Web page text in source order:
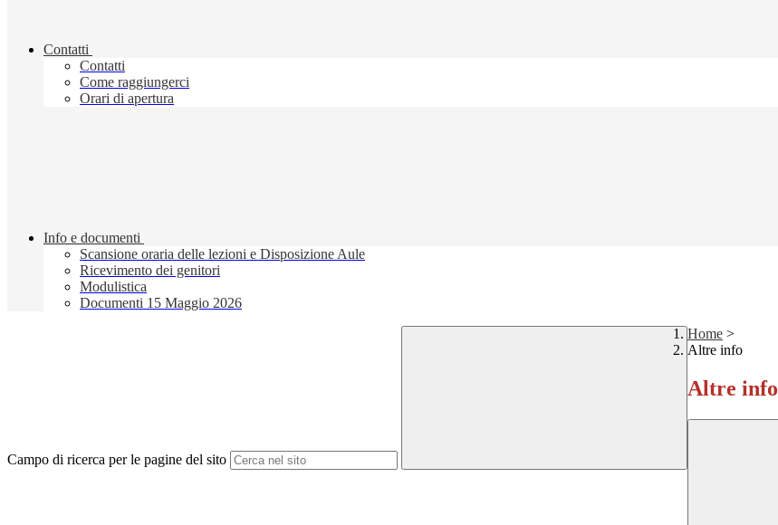
Contatti
Contatti
Come raggiungerci
Orari di apertura
Info e documenti
Scansione oraria delle lezioni e Disposizione Aule
Ricevimento dei genitori
Modulistica
Documenti 15 Maggio 2026
Campo di ricerca per le pagine del sito
Home >
Altre info
Altre info